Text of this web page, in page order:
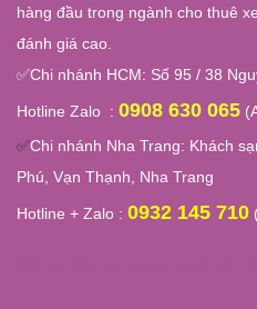
hàng đầu trong ngành cho thuê
đánh giá cao.
✅Chi nhánh HCM: Số 95 / 38
Hotline Zalo : 0908 630 065
✅Chi nhánh Nha Trang: Khách
Phú, Vạn Thạnh, Nha Trang
Hotline + Zalo : 0932 145 710